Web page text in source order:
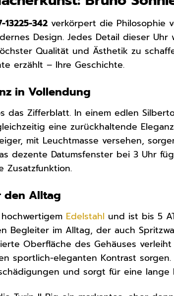
342 verkörpert die Philosophie
Design. Jedes Detail dieser
Qualität und Ästhetik zu
erzählt – Ihre Geschichte.
in Vollendung
das Zifferblatt. In einem edlen
eine zurückhaltende
mit Leuchtmasse versehen,
dezente Datumsfenster bei 3 Uhr
Zusatzfunktion.
den Alltag
Edelstahl und ist bis 5
Begleiter im Alltag, der auch
Oberfläche des Gehäuses
sportlich-eleganten Kontrast sorgen.
und sorgt für eine lange